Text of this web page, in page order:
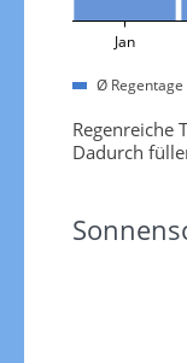
Jan
Ø
Regenreiche
Dadurch